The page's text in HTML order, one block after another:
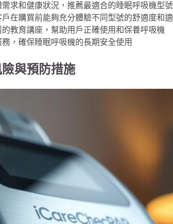
求和健康狀況，推薦最適合的睡眠呼吸機型號
在購買前能夠充分體驗不同型號的舒適度和
教育講座，幫助用戶正確使用和保養呼吸機
，確保睡眠呼吸機的長期安全使用
與預防措施